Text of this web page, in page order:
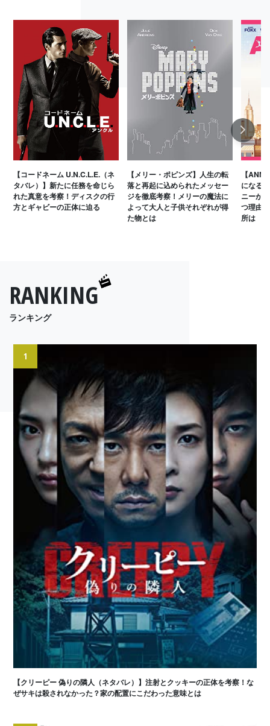
【コードネーム U.N.C.L.E.（ネ
タバレ）】新たに任務を命じら
れた真意を考察！ディスクの行
方とギャビーの正体に迫る
【メリー・ポピンズ】人生の転
落と再起に込められたメッセー
ジを徹底考察！メリーの魔法に
よって大人と子供それぞれが得
た物とは
【
になる
ニーが
つ理由
所は
Next
RANKING
ランキング
1
【クリーピー 偽りの隣人（ネタバレ）】注射とクッキーの正体を考察！な
ぜサキは殺されなかった？家の配置にこだわった意味とは